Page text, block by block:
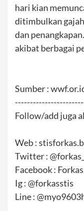
hari kian
ditimbulkan
dan
akibat berbagai
Sumber :
Follow/add juga
Web :
Twitter :
Facebook :
Ig : @forkasstis
Line :